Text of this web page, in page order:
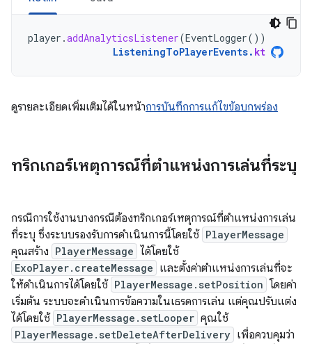
player .addAnalyticsListener(EventLogger())
ListeningToPlayerEvents. kt
ดูรายละเอียดเพิ่มเติมได้ในหน้าการบันทึกการแก้ไขข้อบกพร่อง
ทริกเกอร์เหตุการณ์ที่ตำแหน่งการเล่นที่ระบุ
กรณีการใช้งานบางกรณีต้องทริกเกอร์เหตุการณ์ที่ตำแหน่งการเล่น
ที่ระบุ ซึ่งระบบรองรับการดำเนินการนี้โดยใช้ PlayerMessage
คุณสร้าง PlayerMessage ได้โดยใช้
ExoPlayer.createMessage และตั้งค่าตำแหน่งการเล่นที่จะ
ให้ดำเนินการได้โดยใช้ PlayerMessage.setPosition โดยค่า
เริ่มต้น ระบบจะดำเนินการข้อความในเธรดการเล่น แต่คุณปรับแต่ง
ได้โดยใช้ PlayerMessage.setLooper คุณใช้
PlayerMessage.setDeleteAfterDelivery เพื่อควบคุมว่า